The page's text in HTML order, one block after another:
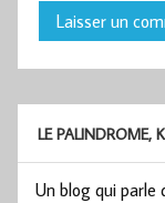
LE PALINDROME,
Un blog qui parle